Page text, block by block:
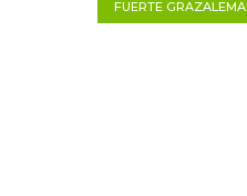
FUERTE GRAZALEMA